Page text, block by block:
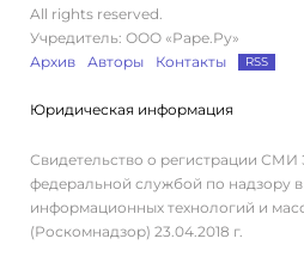
All rights reserved.
Учредитель: ООО «Раре.Ру»
Архив
Авторы Контакты RSS
Юридическая информация
Свидетельство о регистрации
федеральной службой по надзору в
информационных технологий и
(Роскомнадзор) 23.04.2018 г.